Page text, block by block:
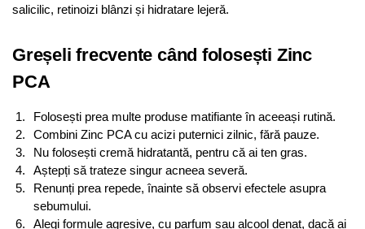
salicilic, retinoizi blânzi și hidratare lejeră.
Greșeli frecvente când folosești Zinc
PCA
Folosești prea multe produse matifiante în aceeași rutină.
Combini Zinc PCA cu acizi puternici zilnic, fără pauze.
Nu folosești cremă hidratantă, pentru că ai ten gras.
Aștepți să trateze singur acneea severă.
Renunți prea repede, înainte să observi efectele asupra
sebumului.
Alegi formule agresive, cu parfum sau alcool denat, dacă ai